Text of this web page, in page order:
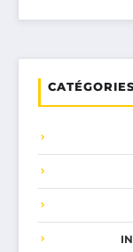
CATÉGORIES